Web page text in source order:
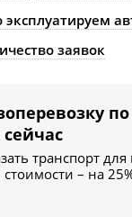
заявок
транспорт
– на